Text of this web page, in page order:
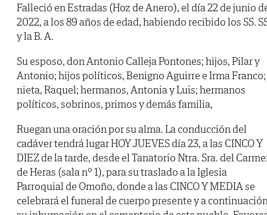
Falleció en Estradas (Hoz de Anero), el día 22 de junio
2022, a los 89 años de edad, habiendo recibido los SS.
y la B. A.
Su esposo, don Antonio Calleja Pontones; hijos, Pilar y
Antonio; hijos políticos, Benigno Aguirre e Irma Franco;
nieta, Raquel; hermanos, Antonia y Luis; hermanos
políticos, sobrinos, primos y demás familia,
Ruegan una oración por su alma. La conducción del
cadáver tendrá lugar HOY JUEVES día 23, a las CINCO Y
DIEZ de la tarde, desde el Tanatorio Ntra. Sra. del
de Heras (sala nº 1), para su traslado a la Iglesia
Parroquial de Omoño, donde a las CINCO Y MEDIA se
celebrará el funeral de cuerpo presente y a